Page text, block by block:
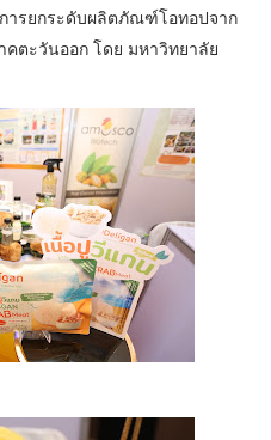
ารยกระดับผลิตภัณฑ์โอทอปจาก
ตะวันออก โดย มหาวิทยาลัย